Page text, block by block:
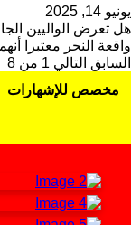
يونيو 14, 2025
هل تعرض الواليين
واقعة النحر معتبرا
السابق التالي 1 من 8
مخصص للإشهارات